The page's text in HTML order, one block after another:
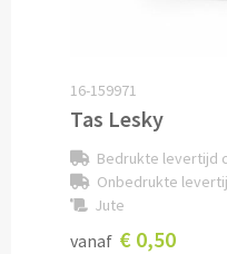
Zonnekleppen bedrukken
Hoedenbanden bedrukken
16-159971
Tas Lesky
Bedrukte levertijd
Onbedrukte
Jute
vanaf € 0,50